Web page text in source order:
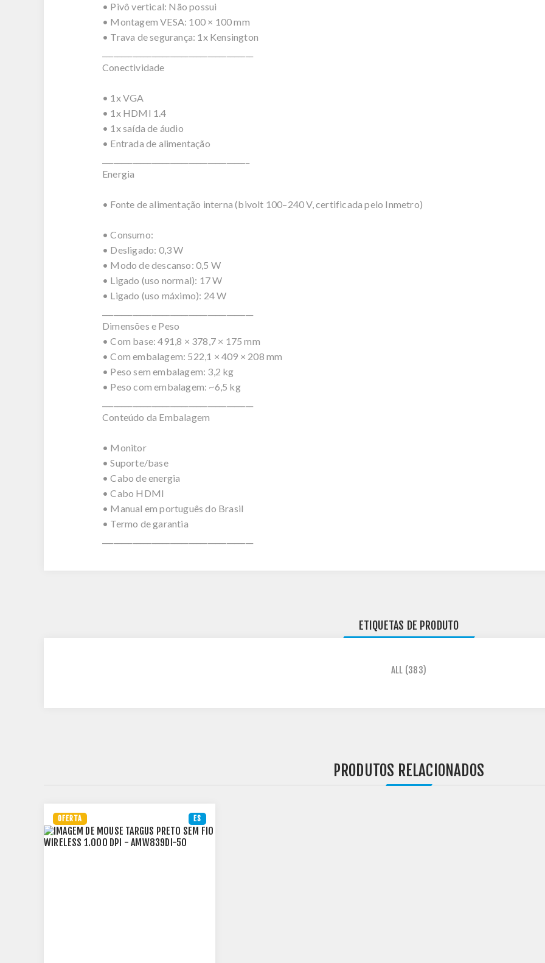
• Pivô vertical: Não possui
• Montagem VESA: 100 × 100 mm
• Trava de segurança: 1x Kensington
Conectividade
• 1x VGA
• 1x HDMI 1.4
• 1x saída de áudio
• Entrada de alimentação
Energia
• Fonte de alimentação interna (bivolt 100–240 V, certificada pelo Inmetro)
• Consumo:
• Desligado: 0,3 W
• Modo de descanso: 0,5 W
• Ligado (uso normal): 17 W
• Ligado (uso máximo): 24 W
Dimensões e Peso
• Com base: 491,8 × 378,7 × 175 mm
• Com embalagem: 522,1 × 409 × 208 mm
• Peso sem embalagem: 3,2 kg
• Peso com embalagem: ~6,5 kg
Conteúdo da Embalagem
• Monitor
• Suporte/base
• Cabo de energia
• Cabo HDMI
• Manual em português do Brasil
• Termo de garantia
ETIQUETAS DE PRODUTO
ALL (383)
PRODUTOS RELACIONADOS
ES
OFERTA